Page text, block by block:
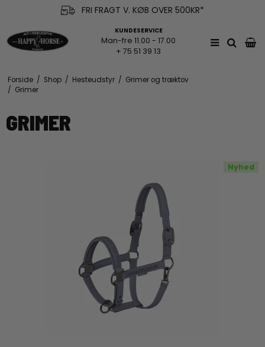
FRI FRAGT V. KØB OVER 500KR*
KUNDESERVICE
Man-fre 11.00 - 17.00
+ 75 51 39 13
Forside / Shop / Hesteudstyr / Grimer og træktov
/ Grimer
GRIMER
Nyhed